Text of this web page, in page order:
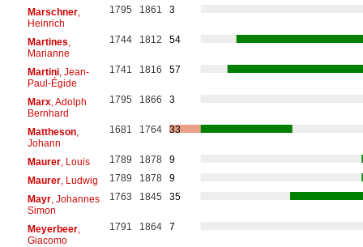
Marschner,
Heinrich
1795 1861 3
Martines
Marianne
1744 1812 54
Martini, Jean-
Paul-Égide
1741 1816 57
Marx, Adolph
Bernhard
1795 1866 3
Mattheson,
Johann
1681 1764 33
Maurer, Louis 1789 1878
9
Maurer, Ludwig 1789 1878
9
Mayr, Johannes
Simon
1763 1845 35
Meyerbeer,
Giacomo
1791 1864 7